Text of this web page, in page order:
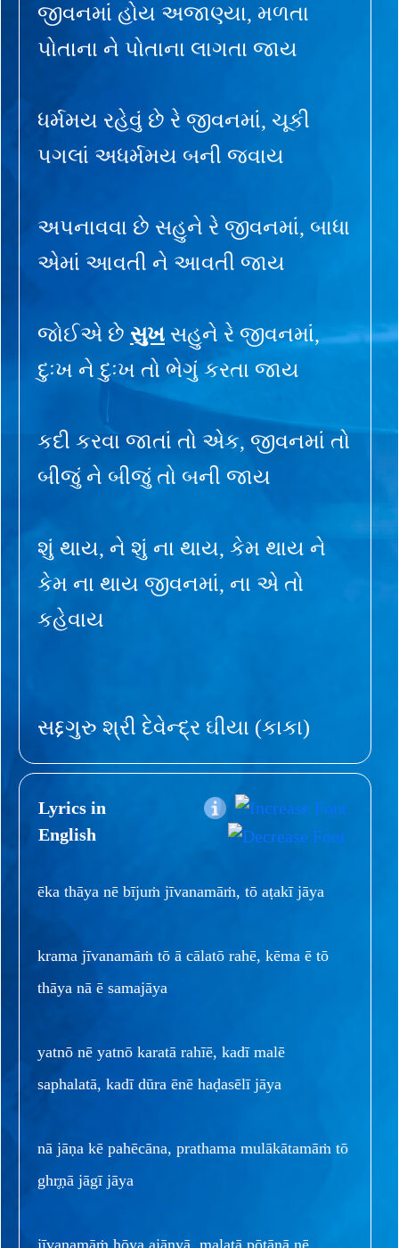
જીવનમાં હોય અજાણ્યા, મળતા
પોતાના ને પોતાના લાગતા જાય
ધર્મમય રહેવું છે રે જીવનમાં, ચૂકી
પગલાં અધર્મમય બની જવાય
અપનાવવા છે સહુને રે જીવનમાં, બાધા
એમાં આવતી ને આવતી જાય
જોઈએ છે સુખ સહુને રે જીવનમાં,
દુઃખ ને દુઃખ તો ભેગું કરતા જાય
કદી કરવા જાતાં તો એક, જીવનમાં તો
બીજું ને બીજું તો બની જાય
શું થાય, ને શું ના થાય, કેમ થાય ને
કેમ ના થાય જીવનમાં, ના એ તો
કહેવાય
સદ્દગુરુ શ્રી દેવેન્દ્ર ઘીયા (કાકા)
Lyrics in
English
ēka thāya nē bījuṁ jīvanamāṁ, tō aṭakī jāya
krama jīvanamāṁ tō ā cālatō rahē, kēma ē tō
thāya nā ē samajāya
yatnō nē yatnō karatā rahīē, kadī malē
saphalatā, kadī dūra ēnē haḍasēlī jāya
nā jāṇa kē pahēcāna, prathama mulākātamāṁ tō
ghr̥ṇā jāgī jāya
jīvanamāṁ hōya ajāṇyā, malatā pōtānā nē